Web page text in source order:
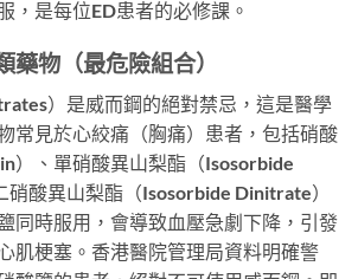
，是每位ED患者的必修課。
藥物（最危險組合）
）是威而鋼的絕對禁忌，這是醫學
常見於心絞痛（胸痛）患者，包括硝酸
）、單硝酸異山梨酯（Isosorbide
酸異山梨酯（Isosorbide Dinitrate）
同時服用，會導致血壓急劇下降，引發
肌梗塞。香港醫院管理局資料明確警